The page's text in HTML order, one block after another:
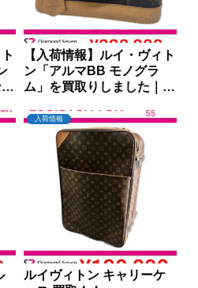
【入荷情報】ルイ・ヴィト
ン「アルマBB モノグラ
ム」を買取りしました｜ダ
入荷情報
ルイヴィトン キャリーケ